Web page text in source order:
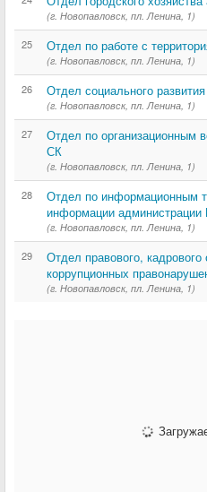
(г. Новопавловск, пл. Ленина, 1)
25 Отдел по работе с
(г. Новопавловск, пл. Ленина, 1)
26 Отдел социального
(г. Новопавловск, пл. Ленина, 1)
27
Отдел по организационным
СК
(г. Новопавловск, пл. Ленина, 1)
28
Отдел по информационным
информации
(г. Новопавловск, пл. Ленина, 1)
29
Отдел правового,
коррупционных
(г. Новопавловск, пл. Ленина, 1)